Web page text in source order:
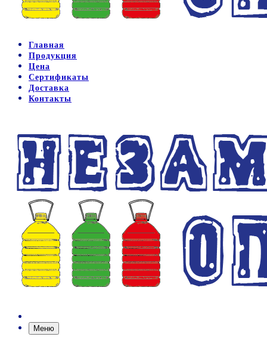
Главная
Продукция
Цена
Сертификаты
Доставка
Контакты
Меню